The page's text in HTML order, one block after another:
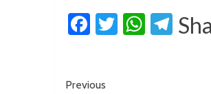
Facebook
Twitter
Previous